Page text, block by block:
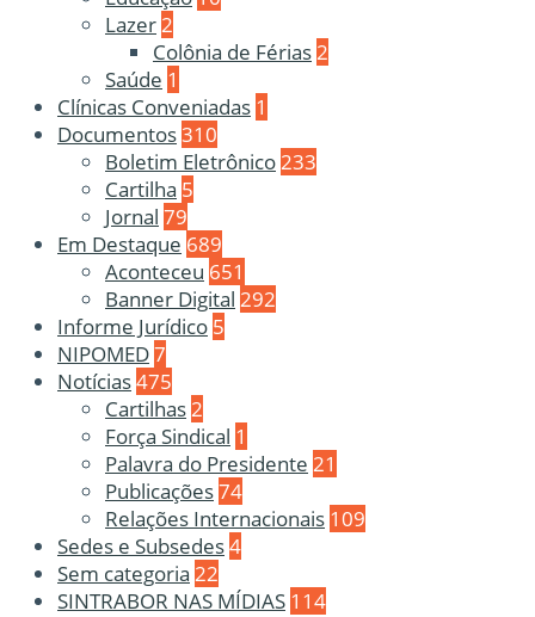
Lazer2
Colônia de Férias2
Saúde 1
Clínicas Conveniadas 1
Documentos310
Boletim Eletrônico233
Cartilha 5
Jornal 79
Em Destaque 689
Aconteceu 651
Banner Digital 292
Informe Jurídico 5
NIPOMED7
Notícias475
Cartilhas2
Força Sindical 1
Palavra do Presidente 21
Publicações74
Relações Internacionais 109
Sedes e Subsedes4
Sem categoria 22
SINTRABOR NAS MÍDIAS 114